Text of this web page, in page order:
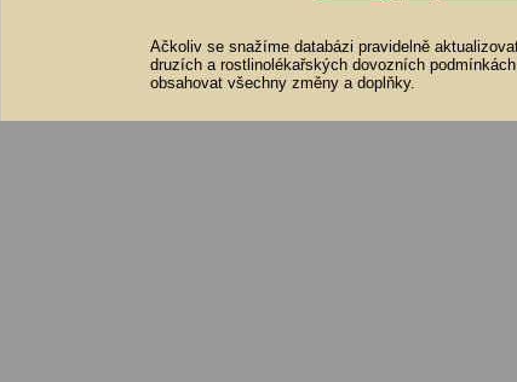
Ačkoliv se snažíme databázi pravidelně
druzích a rostlinolékařských dovozních
obsahovat všechny změny a doplňky.